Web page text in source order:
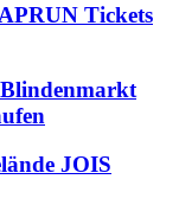
Tickets
Blindenmarkt
JOIS